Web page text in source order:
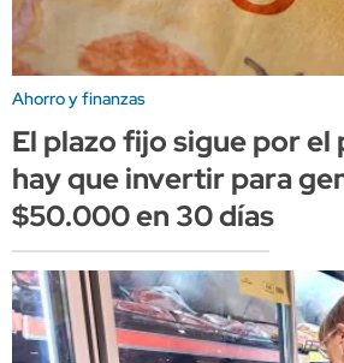
Ahorro y finanzas
El plazo fijo sigue por el
hay que invertir para
$50.000 en 30 días